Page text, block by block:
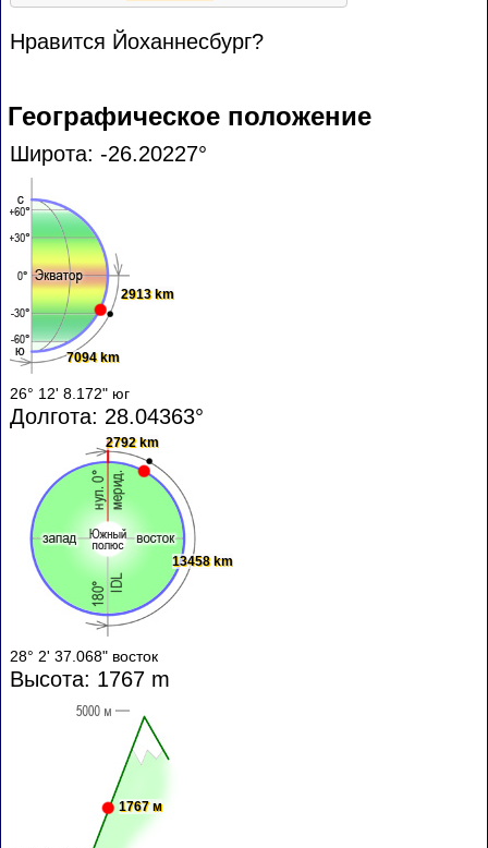
Нравится Йоханнесбург?
Географическое положение
Широта: -26.20227°
7094 km
2913 km
26° 12' 8.172" юг
Долгота: 28.04363°
2792 km
13458 km
28° 2' 37.068" восток
Высота: 1767 m
1767 м